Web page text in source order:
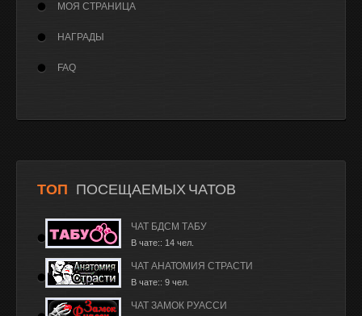
МОЯ СТРАНИЦА
НАГРАДЫ
FAQ
ТОП ПОСЕЩАЕМЫХ ЧАТОВ
ЧАТ БДСМ ТАБУ
В чате:: 14 чел.
ЧАТ АНАТОМИЯ СТРАСТИ
В чате:: 9 чел.
ЧАТ ЗАМОК РУАССИ